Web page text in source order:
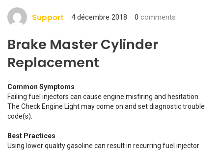
Support 4 décembre 2018 0 comments
Brake Master Cylinder
Replacement
Common Symptoms
Failing fuel injectors can cause engine misfiring and hesitation.
The Check Engine Light may come on and set diagnostic trouble
code(s).
Best Practices
Using lower quality gasoline can result in recurring fuel injector